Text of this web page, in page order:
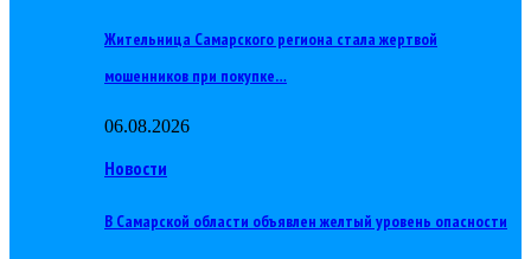
Жительница Самарского региона стала жертвой
мошенников при покупке…
06.08.2026
Новости
В Самарской области объявлен желтый уровень опасности